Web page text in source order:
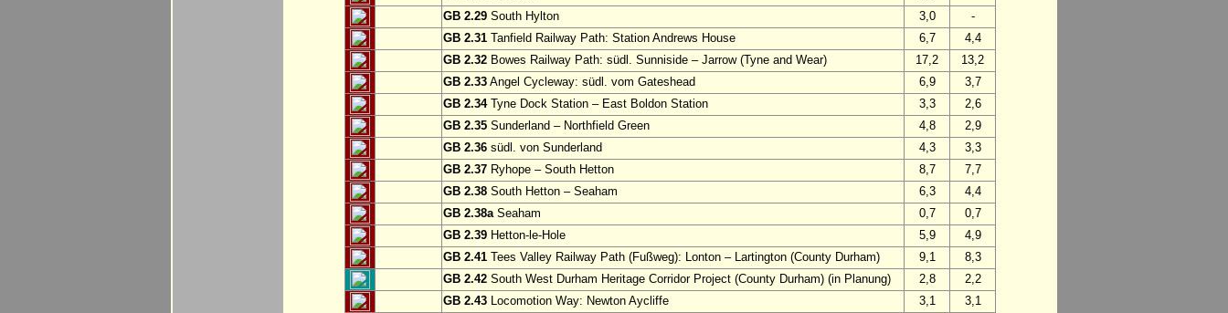
GB 2.29 South Hylton 3,0
-
GB 2.31 Tanfield Railway Path: Station Andrews House 6,7
4,4
GB 2.32 Bowes Railway Path: südl. Sunniside – Jarrow (Tyne and Wear) 17,2
13,2
GB 2.33 Angel Cycleway: südl. vom Gateshead 6,9
3,7
GB 2.34Tyne Dock Station – East Boldon Station 3,3
2,6
GB 2.35 Sunderland – Northfield Green 4,8
2,9
GB 2.36 südl. von Sunderland 4,3
3,3
GB 2.37 Ryhope – South Hetton 8,7
7,7
GB 2.38 South Hetton – Seaham 6,3
4,4
GB 2.38aSeaham 0,7
0,7
GB 2.39 Hetton-le-Hole 5,9
4,9
GB 2.41 Tees Valley Railway Path (Fußweg): Lonton – Lartington (County Durham) 9,1
8,3
GB 2.42 South West Durham Heritage Corridor Project (County Durham) (in Planung) 2,8
2,2
GB 2.43 Locomotion Way: Newton Aycliffe 3,1
3,1